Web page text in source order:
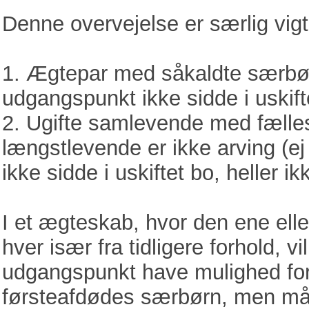
Denne overvejelse er særlig
1. Ægtepar med såkaldte
udgangspunkt ikke sidde i
2. Ugifte samlevende med
længstlevende er ikke arving
ikke sidde i uskiftet bo, heller
I et ægteskab, hvor den ene
hver især fra tidligere forhold,
udgangspunkt have mulighed
førsteafdødes særbørn, men